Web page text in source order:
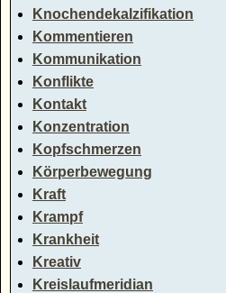
Knochendekalzifikation
Kommentieren
Kommunikation
Konflikte
Kontakt
Konzentration
Kopfschmerzen
Körperbewegung
Kraft
Krampf
Krankheit
Kreativ
Kreislaufmeridian